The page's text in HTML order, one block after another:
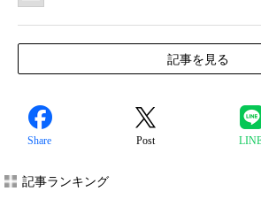
記事を見る
Share Post
記事ランキング